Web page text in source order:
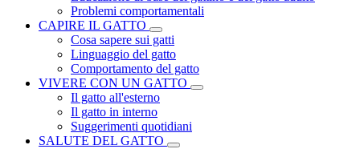
Problemi comportamentali
CAPIRE IL GATTO
Cosa sapere sui gatti
Linguaggio del gatto
Comportamento del gatto
VIVERE CON UN GATTO
Il gatto all'esterno
Il gatto in interno
Suggerimenti quotidiani
SALUTE DEL GATTO